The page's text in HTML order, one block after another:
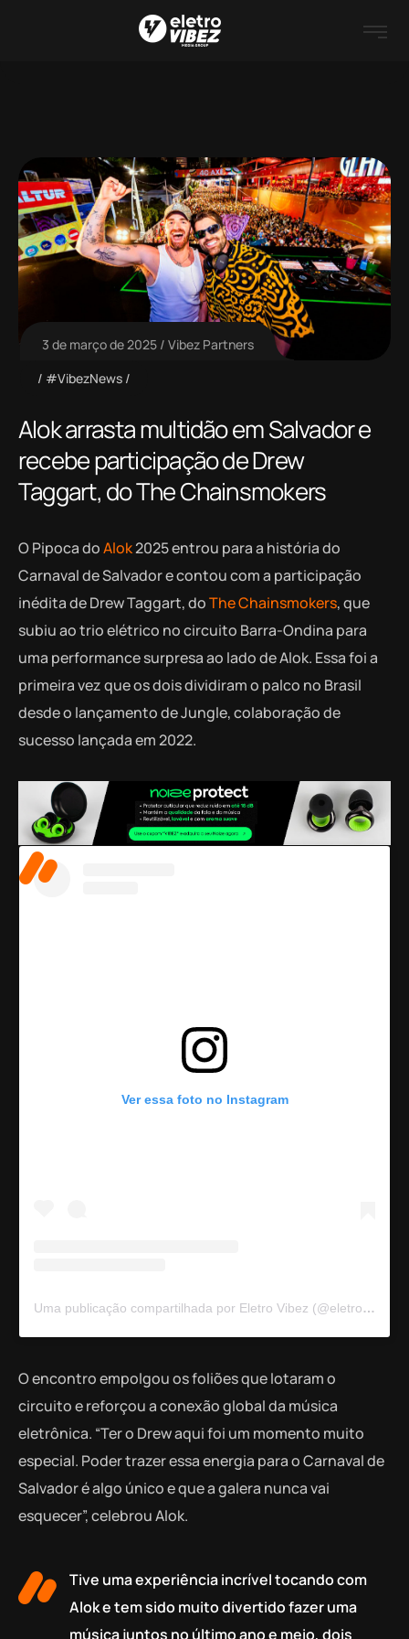
3 de março de 2025
Vibez Partners
#VibezNews
Alok arrasta multidão em Salvador e
recebe participação de Drew
Taggart, do The Chainsmokers
O Pipoca doAlok2025 entrou para a história do
Carnaval de Salvador e contou com a participação
inédita de Drew Taggart, doThe Chainsmokers, que
subiu ao trio elétrico no circuito Barra-Ondina para
uma performance surpresa ao lado de Alok. Essa foi a
primeira vez que os dois dividiram o palco no Brasil
desde o lançamento de Jungle, colaboração de
sucesso lançada em 2022.
Ver essa foto no Instagram
Uma publicação compartilhada por Eletro Vibez (@eletrovibez)
O encontro empolgou os foliões que lotaram o
circuito e reforçou a conexão global da música
eletrônica. “Ter o Drew aqui foi um momento muito
especial. Poder trazer essa energia para o Carnaval de
Salvador é algo único e que a galera nunca vai
esquecer”, celebrou Alok.
Tive uma experiência incrível tocando com
Alok e tem sido muito divertido fazer uma
música juntos no último ano e meio, dois